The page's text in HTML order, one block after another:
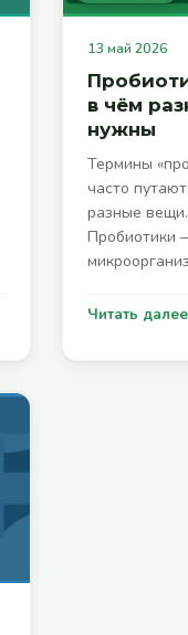
13 май 2026
в чём
нужны
Термины
часто
разные
Пробиотики
Читать далее